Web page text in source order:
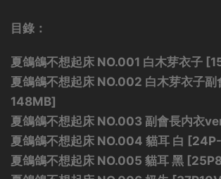
目錄：
夏鴿鴿不想起床 NO.001 白木芽衣子
夏鴿鴿不想起床 NO.002 白木芽衣子
148MB]
夏鴿鴿不想起床 NO.003 副會長内衣
夏鴿鴿不想起床 NO.004 貓耳 白
夏鴿鴿不想起床 NO.005 貓耳 黑